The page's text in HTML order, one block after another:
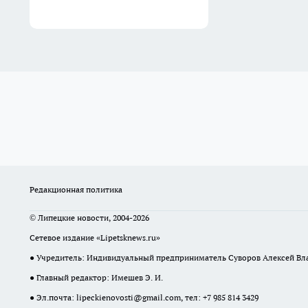
Редакционная политика
© Липецкие новости, 2004-2026
Сетевое издание «Lipetsknews.ru»
● Учредитель: Индивидуальный предприниматель Суворов Алексей
● Главный редактор: Имешев Э. И.
● Эл.почта: lipeckienovosti@gmail.com, тел: +7 985 814 3429